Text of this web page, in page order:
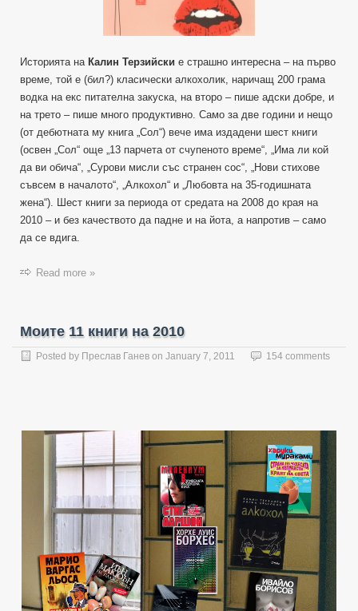
Историята на Калин Терзийски е страшно интересна – на първо
време, той е (бил?) класически алкохолик, наричащ 200 грама
водка на екс питателна закуска, на второ – пише адски добре, и
на трето – пише много продуктивно. Само за две години и нещо
(от дебютната му книга „Сол“) вече има издадени шест книги
(освен „Сол“ още „13 парчета от счупеното време“, „Има ли кой
да ви обича“, „Сурови мисли със странен сос“, „Нови стихове
съвсем в началото“, „Алкохол“ и „Любовта на 35-годишната
жена“). Шест книги за периода от средата на 2008 до края на
2010 – и без качеството да падне и на йота, а напротив – само
да се вдига.
Read more »
Моите 11 книги на 2010
Posted by Преслав Ганев on January 7, 2011 154 comments